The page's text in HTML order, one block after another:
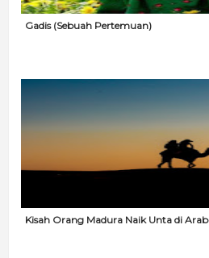
Gadis (Sebuah Pertemuan)
Kisah Orang Madura Naik Unta di Arab